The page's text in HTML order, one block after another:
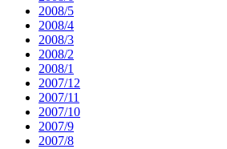
2008/5
2008/4
2008/3
2008/2
2008/1
2007/12
2007/11
2007/10
2007/9
2007/8